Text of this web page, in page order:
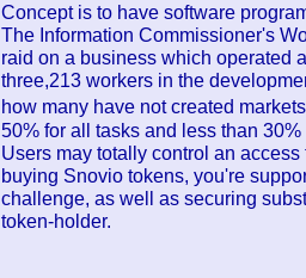
Concept is to have software
The Information Commissioner's
raid on a business which operated
three,213 workers in the
how many have not created
50% for all tasks and less than
Users may totally control an
buying Snovio tokens, you're
challenge, as well as securing
token-holder.